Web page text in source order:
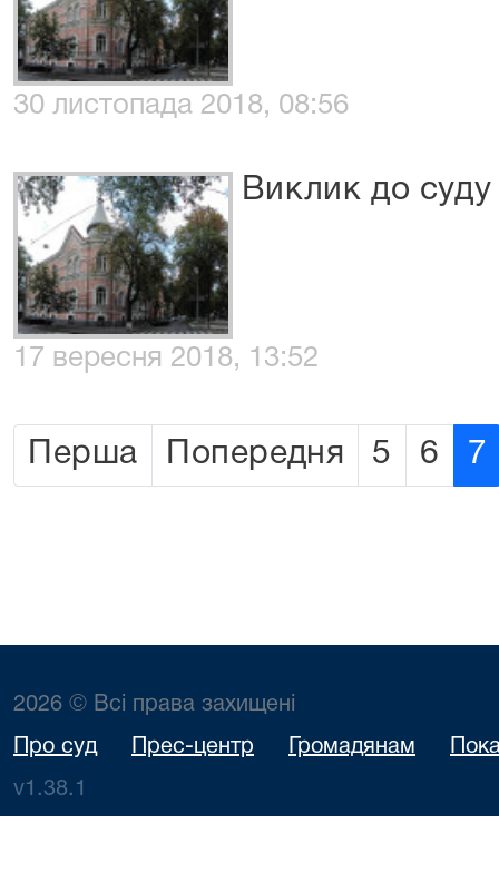
30 листопада 2018, 08:56
Виклик до
17 вересня 2018, 13:52
Перша Попередня 5 6 7
2026 © Всі права захищені
Про суд Прес-центр Громадянам
v1.38.1